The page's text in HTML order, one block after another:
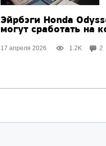
Эйрбэги Honda
могут сработать на
17 апреля 2026 1.2K 2